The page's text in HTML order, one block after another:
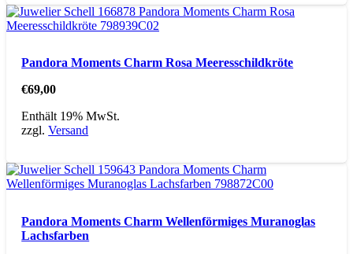
Pandora Moments Charm Rosa Meeresschildkröte
€69,00
Enthält 19% MwSt.
zzgl.Versand
Pandora Moments Charm Wellenförmiges Muranoglas
Lachsfarben